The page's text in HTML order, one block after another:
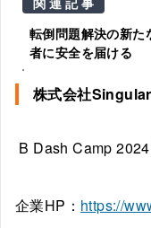
転倒問題解決の新た
者に安全を届ける
株式会社
B Dash Camp
企業HP： https://